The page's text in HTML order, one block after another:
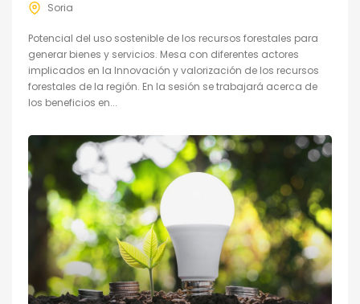
Soria
Potencial del uso sostenible de los recursos forestales para
generar bienes y servicios. Mesa con diferentes actores
implicados en la Innovación y valorización de los recursos
forestales de la región. En la sesión se trabajará acerca de
los beneficios en...